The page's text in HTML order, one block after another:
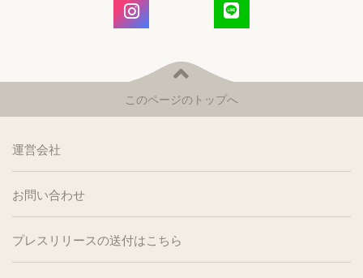
このページのトップへ
運営会社
お問い合わせ
プレスリリースの送付はこちら